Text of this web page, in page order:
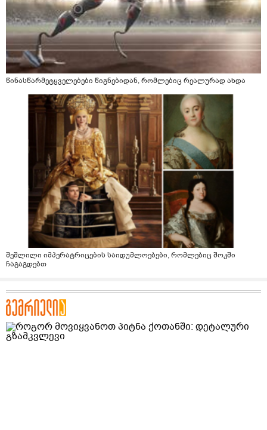
წინასწარმეტყველებები წიგნებიდან, რომლებიც რეალურად ახდა
შეშლილი იმპერატრიცების საიდუმლოებები, რომლებიც შოკში
ჩაგაგდებთ